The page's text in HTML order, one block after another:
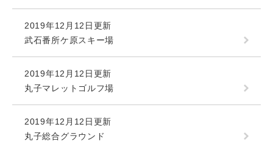
2019年12月12日更新
武石番所ケ原スキー場
2019年12月12日更新
丸子マレットゴルフ場
2019年12月12日更新
丸子総合グラウンド